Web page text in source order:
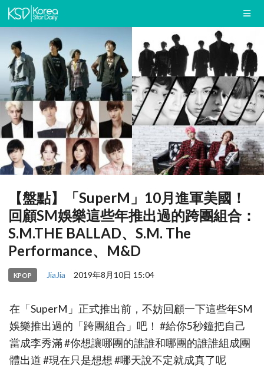
【盤點】「SuperM」10月進軍美國！
回顧SM娛樂這些年推出過的跨團組合：
S.M.THE BALLAD、S.M. The
Performance、M&D
KPOP JiaJia 2019年8月10日 15:04
在「SuperM」正式推出前，不妨回顧一下這些年SM
娛樂推出過的「跨團組合」吧！ #給你5秒鐘把自己
當成李秀滿 #你想讓哪團的誰誰和哪團的誰誰組成團
體出道 #現在只是想想 #哪天說不定就成真了呢